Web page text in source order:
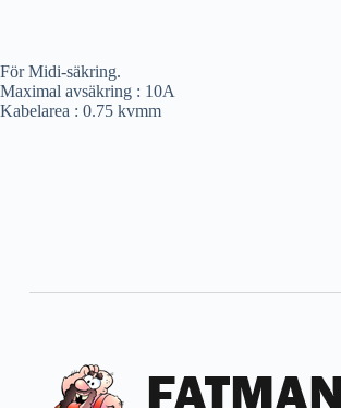
För Midi-säkring.
Maximal avsäkring : 10A
Kabelarea : 0.75 kvmm